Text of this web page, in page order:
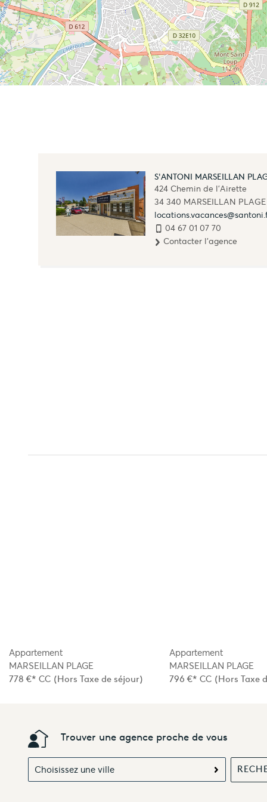
S'ANTONI MARSEILLAN
424 Chemin de l'Airette
34 340 MARSEILLAN PLAGE
04 67 01 07 70
Contacter l'agence
Appartement
MARSEILLAN PLAGE
778 €*CC (Hors Taxe de séjour)
Appartement
MARSEILLAN PLAGE
796 €*CC (Hors Taxe
Trouver une agence proche de vous
Choisissez une ville